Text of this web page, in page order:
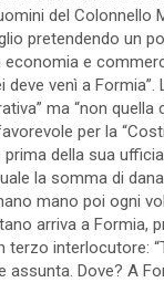
del Colonnello
pretendendo un
economia e
venì a Formia”.
ma “non
per la
della sua
la somma di
mano poi ogni
arriva a Formia,
terzo interlocutore:
assunta. Dove? A